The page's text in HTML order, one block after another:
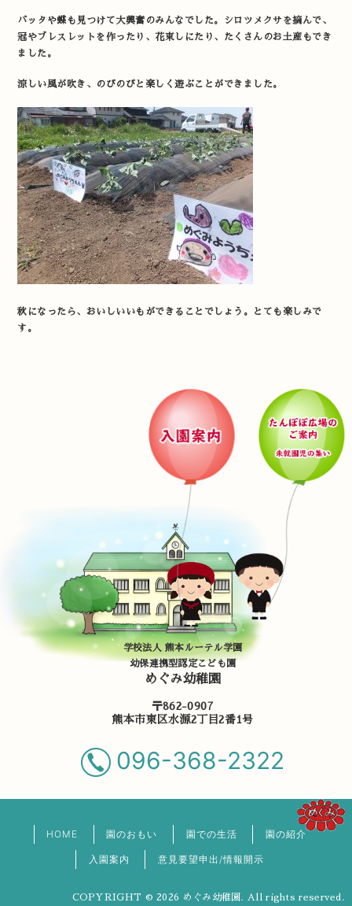
バッタや蝶も見つけて大興奮のみんなでした。シロツメクサを摘んで、
冠やブレスレットを作ったり、花束しにたり、たくさんのお土産もでき
ました。
涼しい風が吹き、のびのびと楽しく遊ぶことができました。
秋になったら、おいしいいもができることでしょう。とても楽しみで
す。
学校法人 熊本ルーテル学園
幼保連携型認定こども園
めぐみ幼稚園
〒862-0907
熊本市東区水源2丁目2番1号
096-368-2322
HOME 園のおもい 園での生活 園の紹介
入園案内 意見要望申出/情報開示
COPYRIGHT © 2026 めぐみ幼稚園. All rights reserved.